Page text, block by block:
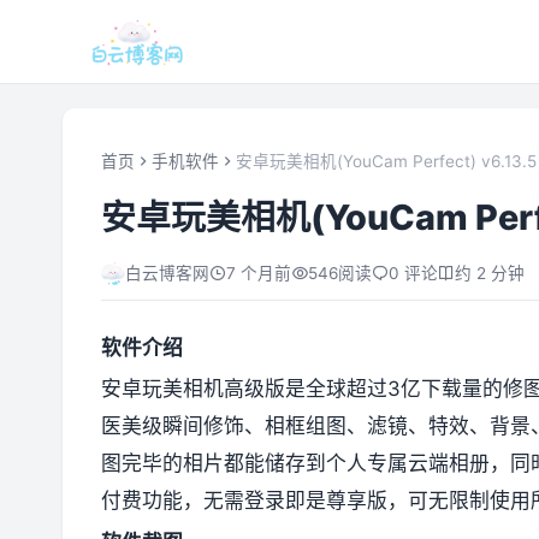
首页 手机软件 安卓玩美相机(YouCam Perfect)
安卓玩美相机(YouCam
白云博客网 7 个月前 546阅读 0 评论 约 2 分钟
软件介绍
安卓玩美相机高级版是全球超过3亿下载量的修
医美级瞬间修饰、相框组图、滤镜、特效、背
图完毕的相片都能储存到个人专属云端相册，
付费功能，无需登录即是尊享版，可无限制使